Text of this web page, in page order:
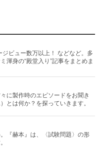
ビュー数万以上！ などなど。多
渾身の“殿堂入り”記事をまとめま
に製作時のエピソードをお聞き
とは何か？を探っていきます。
『赫本』は、〈試験問題〉の形